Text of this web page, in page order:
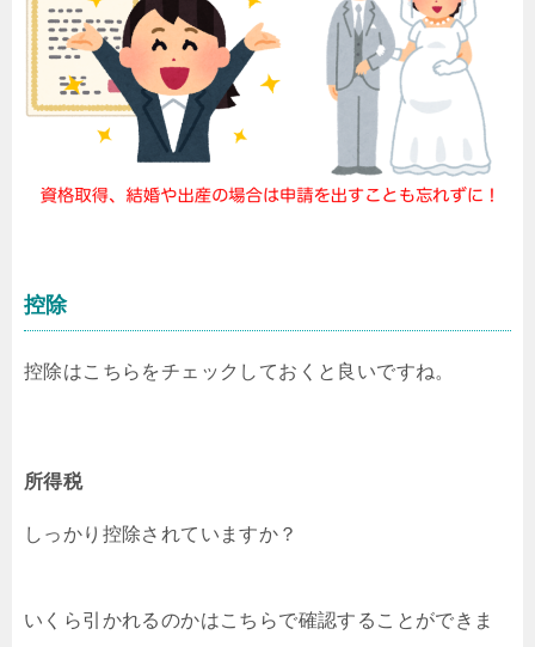
控除
控除はこちらをチェックしておくと良いですね。
所得税
しっかり控除されていますか？
いくら引かれるのかはこちらで確認することができま